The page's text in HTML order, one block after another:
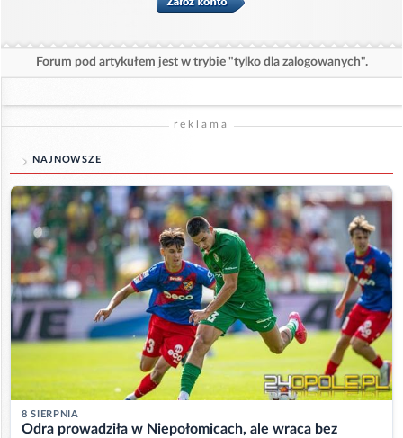
Forum pod artykułem jest w trybie "tylko dla zalogowanych".
reklama
NAJNOWSZE
8 SIERPNIA
Odra prowadziła w Niepołomicach, ale wraca bez